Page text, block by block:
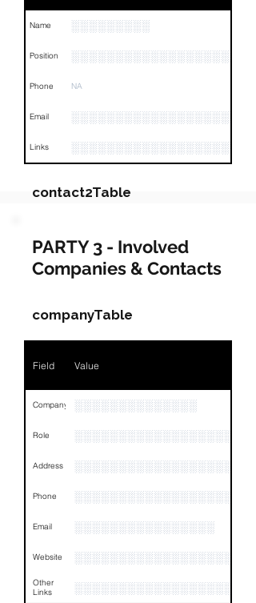
Name ░░░░░░░░░
Position
Phone NA
Email ░░░░░░░░░░░░░░░░░░░
Links
contact2Table
Field Value
Name
Position
Phone NA
Email
Links NA
PARTY 3 - Involved
Companies & Contacts
companyTable
Field Value
Company ░░░░░░░░░░░░░░
Role ░░░░░░░░░░░░░░░░░░░
Address
Phone
Email ░░░░░░░░░░░░░░░░
Website
Other
Links